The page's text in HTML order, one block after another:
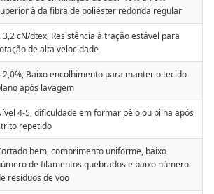
à da fibra de poliéster redonda regular
3,2 cN/dtex, Resistência à tração estável para
de alta velocidade
2,0%, Baixo encolhimento para manter o tecido
após lavagem
4-5, dificuldade em formar pêlo ou pilha após
repetido
bem, comprimento uniforme, baixo
de filamentos quebrados e baixo número
resíduos de voo